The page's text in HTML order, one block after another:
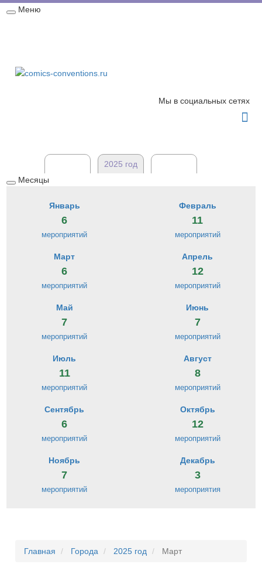
Меню
Мы в социальных сетях

2025 год
Месяцы
Январь
6
мероприятий
Февраль
11
мероприятий
Март
6
мероприятий
Апрель
12
мероприятий
Май
7
мероприятий
Июнь
7
мероприятий
Июль
11
мероприятий
Август
8
мероприятий
Сентябрь
6
мероприятий
Октябрь
12
мероприятий
Ноябрь
7
мероприятий
Декабрь
3
мероприятия
Главная Города 2025 год Март